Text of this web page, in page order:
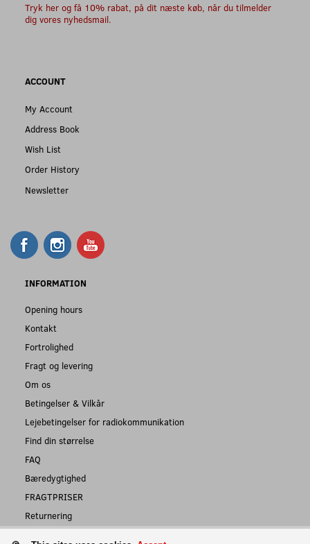
Tryk her og få 10% rabat, på dit næste køb, når du tilmelder
dig vores nyhedsmail.
ACCOUNT
My Account
Address Book
Wish List
Order History
Newsletter
INFORMATION
Opening hours
Kontakt
Fortrolighed
Fragt og levering
Om os
Betingelser & Vilkår
Lejebetingelser for radiokommunikation
Find din størrelse
FAQ
Bæredygtighed
FRAGTPRISER
Returnering